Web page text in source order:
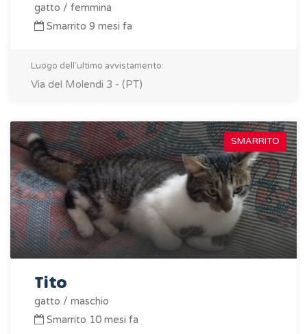
gatto / femmina
Smarrito 9 mesi fa
Luogo dell'ultimo avvistamento:
Via del Molendi 3 - (PT)
SMARRITO
Tito
gatto / maschio
Smarrito 10 mesi fa